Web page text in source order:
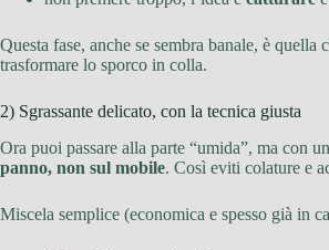
Questa fase, anche se sembra banale, è quella
trasformare lo sporco in colla.
2) Sgrassante delicato, con la tecnica giusta
Ora puoi passare alla parte “umida”, ma con
panno, non sul mobile. Così eviti colature e
Miscela semplice (economica e spesso già in